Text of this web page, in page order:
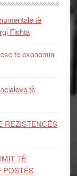
të
Fishta
te ekonomia
të
REZISTENCЁS
TË
POSTËS